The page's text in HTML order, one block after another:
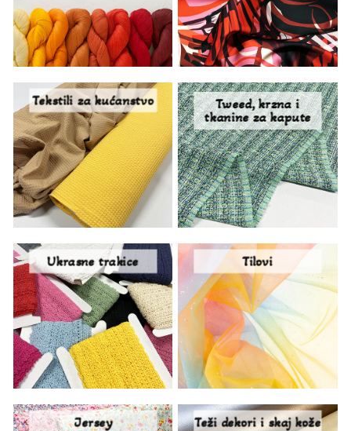
Tekstili za kućanstvo
Ukrasne trakice
Jersey
Tweed, krzna i
tkanine za kapute
Tilovi
Teži dekori i skaj kože